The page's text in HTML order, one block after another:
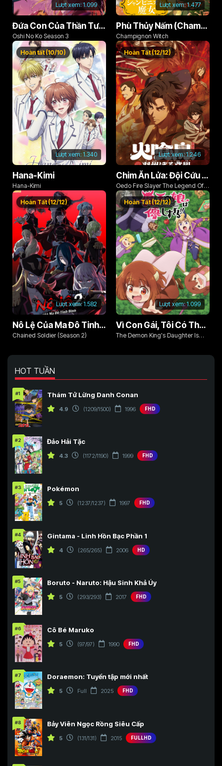
Lượt xem: 1.099
Đứa Con Của Thần Tượng (Phần 3)
Oshi No Ko Season 3
Lượt xem:1.477
Phù Thủy Nấm (Champignon no Majo)
Champignon Witch
Lượt xem: 1.340
Hoàn tất (10/10)
Hana-Kimi
Hana-Kimi
Lượt xem:1.246
Hoàn Tất (12/12)
Chim Ăn Lửa: Đội Cứu Hỏa Rách Rưới Vùng Ushu
Oedo Fire Slayer The Legend Of
Phoenix
Lượt xem:1.582
Hoàn Tất (12/12)
Nô Lệ Của Ma Đô Tinh Binh (Phần 2)
Chained Soldier (Season 2)
Lượt xem:1.099
Hoàn Tất (12/12)
Vì Con Gái, Tôi Có Thể Đánh Bại Cả Ma Vương
The Demon King's Daughter Is
HOT TUẦN
#1 Thám Tử Lừng Danh Conan
4.9 (1209/1500) 1996 FHD
#2 Đảo Hải Tặc
4.3 (1172/1190) 1999 FHD
#3 Pokémon
5 (1237/1237) 1997 FHD
#4 Gintama - Linh Hồn Bạc Phần 1
4 (265/265) 2006 HD
#5 Boruto - Naruto: Hậu Sinh Khả Úy
5 (293/293) 2017 FHD
#6 Cô Bé Maruko
5 (97/97) 1990 FHD
#7 Doraemon: Tuyển tập mới nhất
5 Full 2025 FHD
#8 Bảy Viên Ngọc Rồng Siêu Cấp
5 (131/131) 2015 FULLHD